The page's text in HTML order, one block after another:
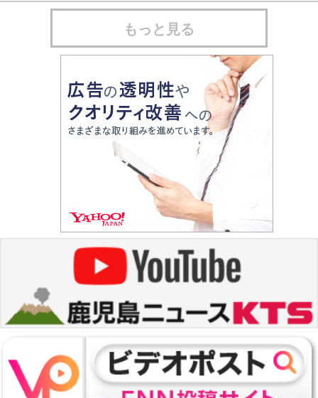
もっと見る